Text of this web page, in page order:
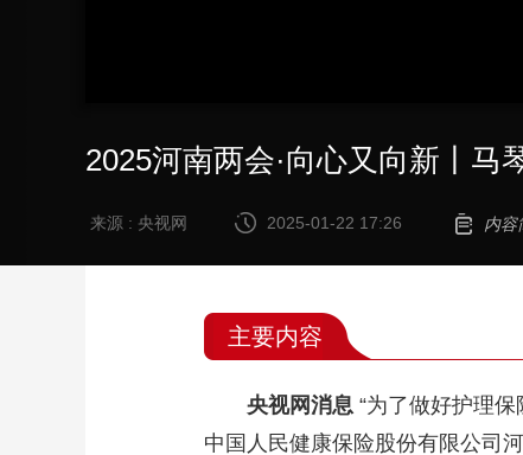
2025河南两会·向心又向新丨马
来源 : 央视网 2025-01-22 17:26 内容
主要内容
央视网消息 “为了做好护理保
中国人民健康保险股份有限公司